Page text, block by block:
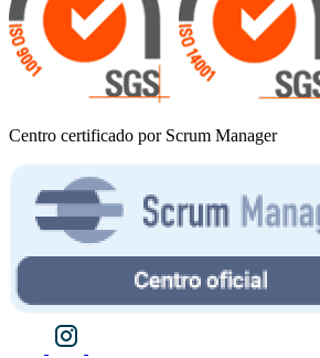
Centro certificado por Scrum Manager